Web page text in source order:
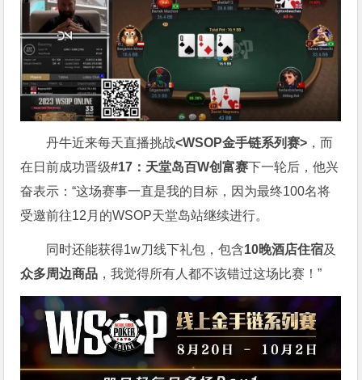
丹牛近来每天直播挑战<WSOP金手链系列赛> ，而
在日前成功晋级#17：天堂岛百W创富赛下一轮后，他兴
奋表示：“这场赛事一直是我的目标，因为最终100名将
受邀前往12月的WSOP天堂岛站继续进行。
同时还能获得1w刀线下礼包，包含10晚酒店住宿及
众多周边商品 ，我觉得所有人都不该错过这场比赛！”